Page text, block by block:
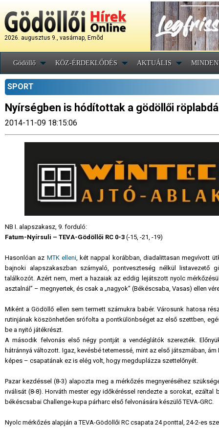
2026. augusztus 9., vasárnap, Emõd
Gödöllő KÖZ-ÉRDEKLŐDÉS AKTUÁLIS
SPORT
Nyírségben is hódítottak a gödöllői
2014-11-09 18:15:06
NB I. alapszakasz, 9. forduló:
Fatum-Nyírsuli – TEVA-Gödöllői RC 0-3 (-15, -21, -19)
Hasonlóan az MTK elleni, két nappal korábban, diadalittasan megvívott
bajnoki alapszakaszban szárnyaló, pontveszteség nélkül
találkozót. Azért nem, mert a hazaiak az eddig lejátszott nyolc
asztalnál” – megnyertek, és csak a „nagyok” (Békéscsaba, Vasas) ellen
Miként a Gödöllő ellen sem termett számukra babér. Városunk hatosa
rutinjának köszönhetően srófolta a pontkülönbséget az első szettben,
be a nyitó játékrészt.
A második felvonás első négy pontját a vendéglátók szerezték.
hátránnyá változott. Igaz, kevésbé tetemessé, mint az első játszmában,
képes – csapatának ez is elég volt, hogy megduplázza szettelőnyét.
Pazar kezdéssel (8-3) alapozta meg a mérkőzés megnyeréséhez
riválisát (8-8). Horváth mester egy időkéréssel rendezte a sorokat,
békéscsabai Challenge-kupa párharc első felvonására készülő TEVA-GRC.
Nyolc mérkőzés alapján a TEVA-Gödöllői RC csapata 24 ponttal, 24-2-es